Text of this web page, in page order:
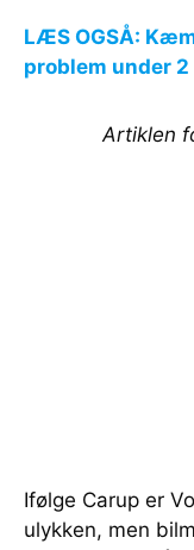
LÆS OGSÅ:
problem under
Artiklen
Ifølge Carup er
ulykken, men